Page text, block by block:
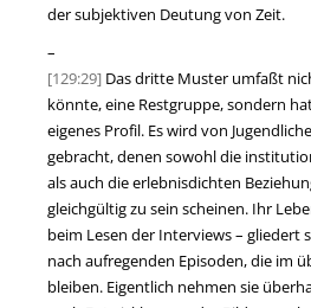
der subjektiven Deutung von Zeit.
–
[129:29] Das dritte Muster umfaßt
könnte, eine Restgruppe, sondern
eigenes Profil. Es wird von
gebracht, denen sowohl die
als auch die erlebnisdichten
gleichgültig zu sein scheinen. Ihr
beim Lesen der Interviews – gliedert
nach aufregenden Episoden, die im
bleiben. Eigentlich nehmen sie